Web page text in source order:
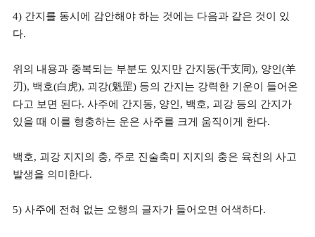
4) 간지를 동시에 감안해야 하는 것에는 다음과 같은 것이 있
다.
위의 내용과 중복되는 부분도 있지만 간지동(干支同), 양인(羊
刃), 백호(白虎), 괴강(魁罡) 등의 간지는 강력한 기운이 들어온
다고 보면 된다. 사주에 간지동, 양인, 백호, 괴강 등의 간지가
있을 때 이를 형충하는 운은 사주를 크게 움직이게 한다.
백호, 괴강 지지의 충, 주로 진술축미 지지의 충은 육친의 사고
발생을 의미한다.
5) 사주에 전혀 없는 오행의 글자가 들어오면 어색하다.